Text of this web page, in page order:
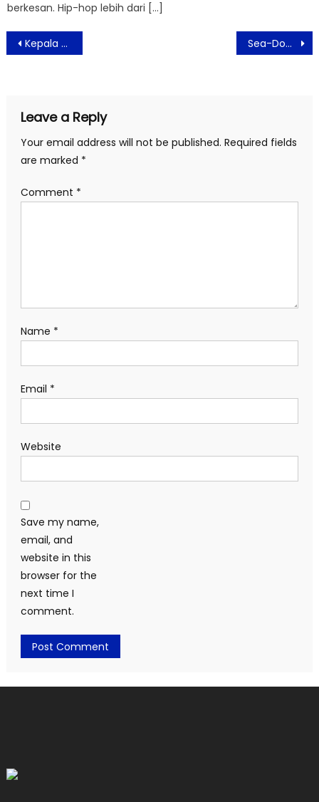
berkesan. Hip-hop lebih dari […]
Post
navigation
Kepala Kanwil DJP Jakarta Barat Hadiri Malam Apresiasi Wajib Pajak Taat Pajak Kota Jakarta Barat 2023 Sea-Doo Can-Am Indonesia Membuka Jaringan Cabang ke-10 di Kawasan Pantai Indah Kapuk (PIK)
Leave a Reply
Your email address will not be published. Required fields
are marked *
Comment *
Name *
Email *
Website
Save my name,
email, and
website in this
browser for the
next time I
comment.